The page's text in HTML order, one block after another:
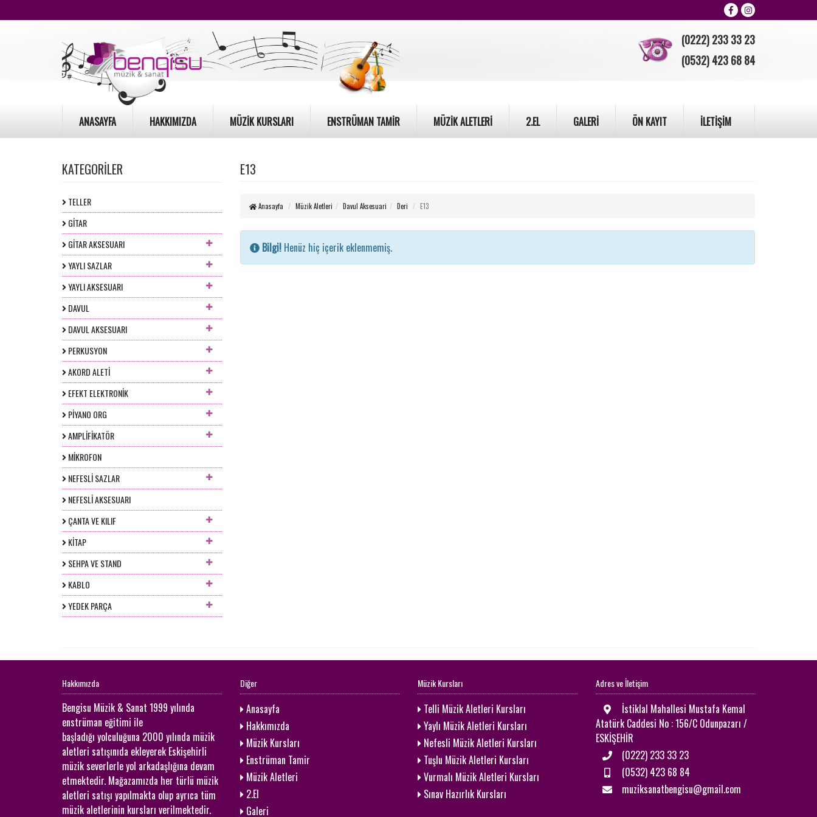
(0222) 233 33 23
(0532) 423 68 84
ANASAYFA HAKKIMIZDA MÜZİK KURSLARI ENSTRÜMAN TAMİR MÜZİK ALETLERİ 2.EL GALERİ ÖN KAYIT İLETİŞİM
KATEGORİLER
TELLER
GİTAR
GİTAR AKSESUARI
YAYLI SAZLAR
YAYLI AKSESUARI
DAVUL
DAVUL AKSESUARI
PERKUSYON
AKORD ALETİ
EFEKT ELEKTRONİK
PİYANO ORG
AMPLİFİKATÖR
MİKROFON
NEFESLİ SAZLAR
NEFESLİ AKSESUARI
ÇANTA VE KILIF
KİTAP
SEHPA VE STAND
KABLO
YEDEK PARÇA
E13
Anasayfa Müzik Aletleri Davul Aksesuari Deri E13
Bilgi!Henüz hiç içerik eklenmemiş.
Hakkımızda
Bengisu Müzik & Sanat 1999 yılında
enstrüman eğitimi ile
başladığı yolculuğuna 2000 yılında müzik
aletleri satışınıda ekleyerek Eskişehirli
müzik severlerle yol arkadaşlığına devam
etmektedir. Mağazamızda her türlü müzik
aletleri satışı yapılmakta olup ayrıca tüm
müzik aletlerinin kursları verilmektedir.
Diğer
Anasayfa
Hakkımızda
Müzik Kursları
Enstrüman Tamir
Müzik Aletleri
2.El
Galeri
Müzik Kursları
Telli Müzik Aletleri Kursları
Yaylı Müzik Aletleri Kursları
Nefesli Müzik Aletleri Kursları
Tuşlu Müzik Aletleri Kursları
Vurmalı Müzik Aletleri Kursları
Sınav Hazırlık Kursları
Adres ve İletişim
İstiklal Mahallesi Mustafa Kemal
Atatürk Caddesi No : 156/C Odunpazarı /
ESKİŞEHİR
(0222) 233 33 23
(0532) 423 68 84
muziksanatbengisu@gmail.com